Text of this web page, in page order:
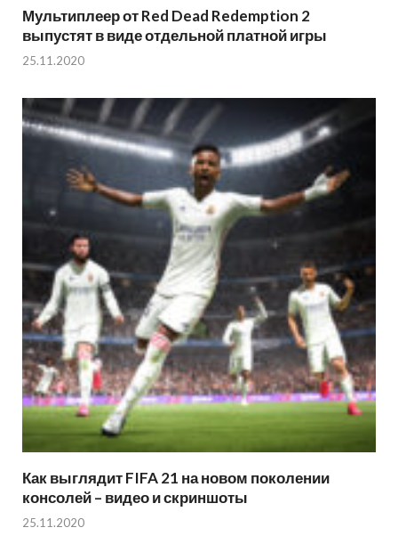
Мультиплеер от Red Dead Redemption 2
выпустят в виде отдельной платной игры
25.11.2020
Как выглядит FIFA 21 на новом поколении
консолей – видео и скриншоты
25.11.2020